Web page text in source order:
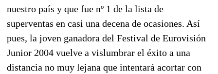
nuestro país y que fue nº 1 de la lista de
superventas en casi una decena de ocasiones. Así
pues, la joven ganadora del Festival de Eurovisión
Junior 2004 vuelve a vislumbrar el éxito a una
distancia no muy lejana que intentará acortar con